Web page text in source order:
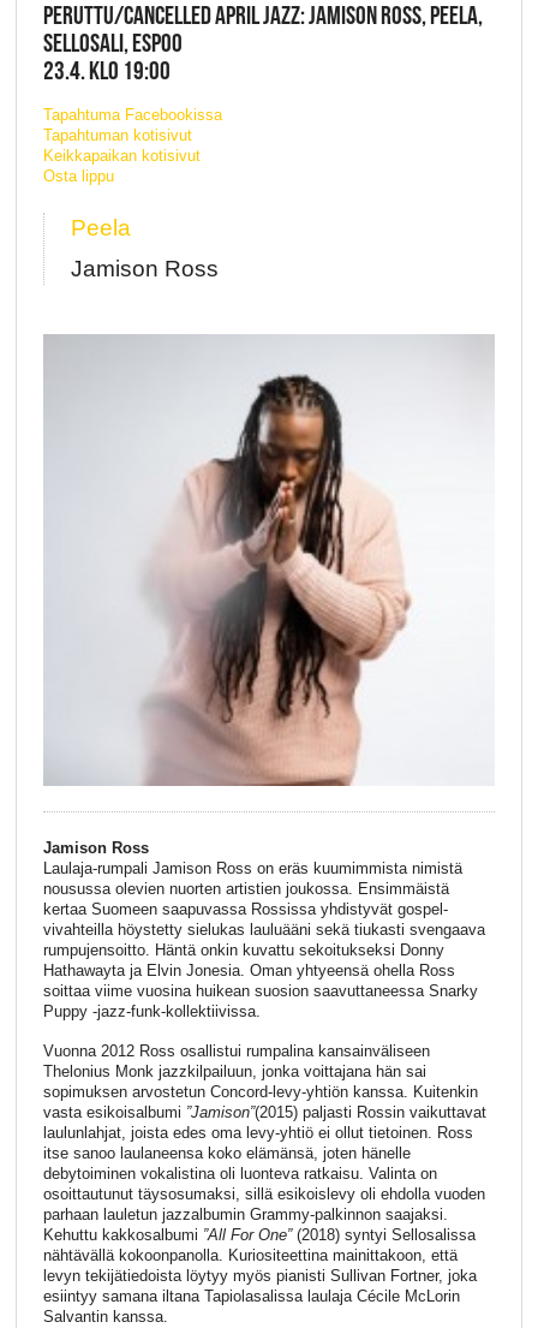
PERUTTU/CANCELLED APRIL JAZZ: JAMISON ROSS, PEELA,
SELLOSALI, ESPOO
23.4. KLO 19:00
Tapahtuma Facebookissa
Tapahtuman kotisivut
Keikkapaikan kotisivut
Osta lippu
Peela
Jamison Ross
Jamison Ross
Laulaja-rumpali Jamison Ross on eräs kuumimmista nimistä
nousussa olevien nuorten artistien joukossa. Ensimmäistä
kertaa Suomeen saapuvassa Rossissa yhdistyvät gospel-
vivahteilla höystetty sielukas lauluääni sekä tiukasti svengaava
rumpujensoitto. Häntä onkin kuvattu sekoitukseksi Donny
Hathawayta ja Elvin Jonesia. Oman yhtyeensä ohella Ross
soittaa viime vuosina huikean suosion saavuttaneessa Snarky
Puppy -jazz-funk-kollektiivissa.
Vuonna 2012 Ross osallistui rumpalina kansainväliseen
Thelonius Monk jazzkilpailuun, jonka voittajana hän sai
sopimuksen arvostetun Concord-levy-yhtiön kanssa. Kuitenkin
vasta esikoisalbumi ”Jamison”(2015) paljasti Rossin vaikuttavat
laulunlahjat, joista edes oma levy-yhtiö ei ollut tietoinen. Ross
itse sanoo laulaneensa koko elämänsä, joten hänelle
debytoiminen vokalistina oli luonteva ratkaisu. Valinta on
osoittautunut täysosumaksi, sillä esikoislevy oli ehdolla vuoden
parhaan lauletun jazzalbumin Grammy-palkinnon saajaksi.
Kehuttu kakkosalbumi ”All For One” (2018) syntyi Sellosalissa
nähtävällä kokoonpanolla. Kuriositeettina mainittakoon, että
levyn tekijätiedoista löytyy myös pianisti Sullivan Fortner, joka
esiintyy samana iltana Tapiolasalissa laulaja Cécile McLorin
Salvantin kanssa.